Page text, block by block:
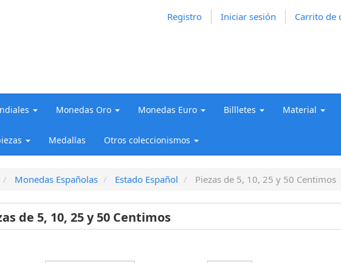
Registro Iniciar sesión Carrito de
Monedas Oro Monedas Euro Billletes Material
Medallas Otros coleccionismos
Monedas Españolas Estado Español Piezas de 5, 10, 25 y 50 Centimos
de 5, 10, 25 y 50 Centimos